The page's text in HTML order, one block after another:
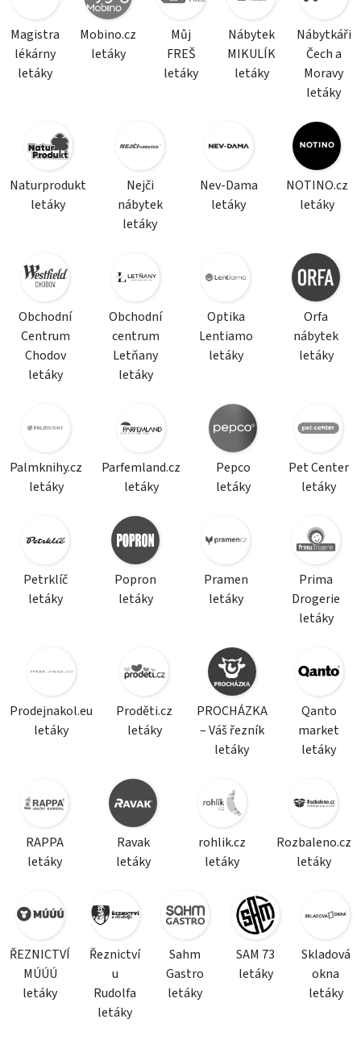
Magistra
lékárny
letáky
Mobino.cz
letáky
Můj
FREŠ
letáky
Nábytek
MIKULÍK
letáky
Nábytkáři
Čech a
Moravy
letáky
Naturprodukt
letáky
Nejči
nábytek
letáky
Nev-Dama
letáky
NOTINO.cz
letáky
Obchodní
Centrum
Chodov
letáky
Obchodní
centrum
Letňany
letáky
Optika
Lentiamo
letáky
Orfa
nábytek
letáky
Palmknihy.cz
letáky
Parfemland.cz
letáky
Pepco
letáky
Pet Center
letáky
Petrklíč
letáky
Popron
letáky
Pramen
letáky
Prima
Drogerie
letáky
Prodejnakol.eu
letáky
Proděti.cz
letáky
PROCHÁZKA
– Váš řezník
letáky
Qanto
market
letáky
RAPPA
letáky
Ravak
letáky
rohlik.cz
letáky
Rozbaleno.cz
letáky
ŘEZNICTVÍ
MÚÚÚ
letáky
Řeznictví
u
Rudolfa
letáky
Sahm
Gastro
letáky
SAM 73
letáky
Skladová
okna
letáky